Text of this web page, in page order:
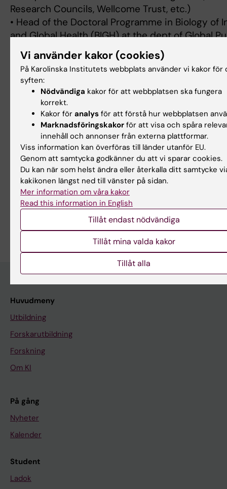
Research Councils, Wellcome Trust, etc.)
• Head of the Doctoral Programme in Biology of
and Global Health (BIGH) at the dept of Global
Health
Completed PhD supervision:
4 PhD students as main supervisor, 8 as a co-
Ongoing PhD supervision
6 as main supervisor, 7 as co-supervisor
Länkar:
https://orcid.org/0000-0001-8066-7873
Forskningsområden:
Epidemiologi
Folkhälsovetenskap, global hälsa och
Är du Claudia Hanson?
Redigera din profil
Huvudmeny
Utbildning
Forskarutbildning
Forskning
Om KI
På gång
Nyheter
Kalender
Student
Ladok
Vi använder kakor (cookies)
På Karolinska Institutets webbplats använder vi kakor för
syften:
Nödvändiga kakor för att webbplatsen ska fungera
korrekt.
Kakor för analys för att förstå hur webbplatsen
Marknadsföringskakor för att visa och spåra
innehåll och annonser från externa plattformar.
Viss information kan överföras till länder utanför EU.
Genom att samtycka godkänner du att vi sparar cookies.
Du kan när som helst ändra eller återkalla ditt samtycke
kakikonen längst ned till vänster på sidan.
Mer information om våra kakor
Read this information in English
Tillåt endast nödvändiga
Tillåt mina valda kakor
Tillåt alla